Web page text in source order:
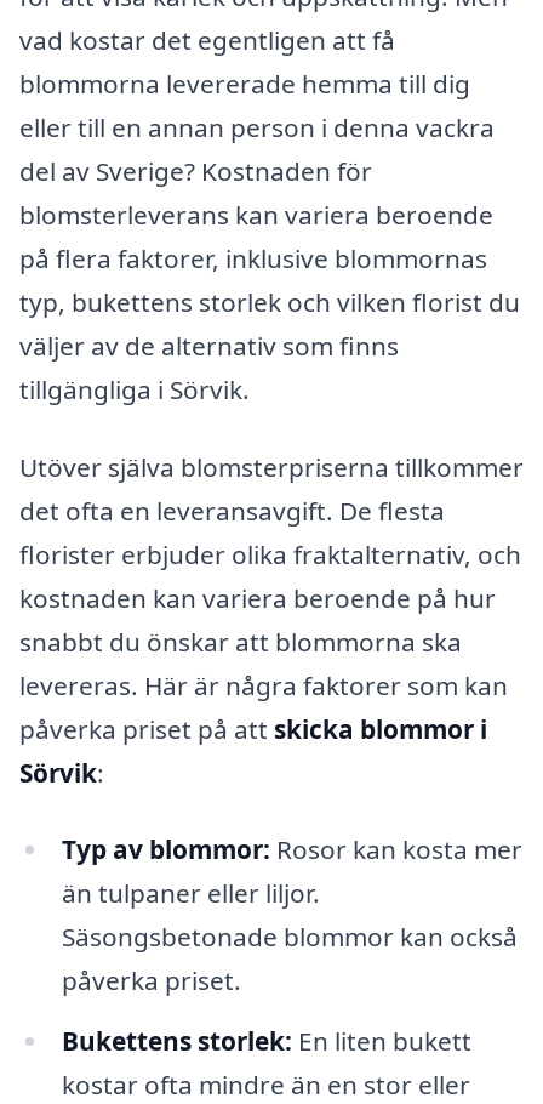
vad kostar det egentligen att få
blommorna levererade hemma till dig
eller till en annan person i denna vackra
del av Sverige? Kostnaden för
blomsterleverans kan variera beroende
på flera faktorer, inklusive blommornas
typ, bukettens storlek och vilken florist du
väljer av de alternativ som finns
tillgängliga i Sörvik.
Utöver själva blomsterpriserna tillkommer
det ofta en leveransavgift. De flesta
florister erbjuder olika fraktalternativ, och
kostnaden kan variera beroende på hur
snabbt du önskar att blommorna ska
levereras. Här är några faktorer som kan
påverka priset på att skicka blommor i
Sörvik:
Typ av blommor: Rosor kan kosta mer
än tulpaner eller liljor.
Säsongsbetonade blommor kan också
påverka priset.
Bukettens storlek: En liten bukett
kostar ofta mindre än en stor eller